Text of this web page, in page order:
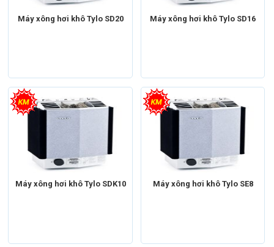
Máy xông hơi khô Tylo SD20 Máy xông hơi khô Tylo SD16
Máy xông hơi khô Tylo SDK10 Máy xông hơi khô Tylo SE8